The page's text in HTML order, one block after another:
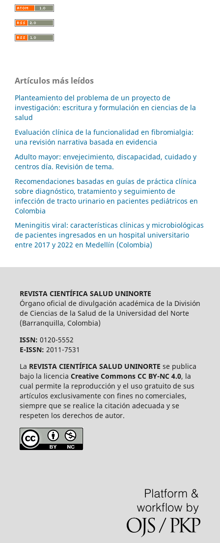
Artículos más leídos
Planteamiento del problema de un proyecto de
investigación: escritura y formulación en ciencias de la
salud
Evaluación clínica de la funcionalidad en fibromialgia:
una revisión narrativa basada en evidencia
Adulto mayor: envejecimiento, discapacidad, cuidado y
centros día. Revisión de tema.
Recomendaciones basadas en guías de práctica clínica
sobre diagnóstico, tratamiento y seguimiento de
infección de tracto urinario en pacientes pediátricos en
Colombia
Meningitis viral: características clínicas y microbiológicas
de pacientes ingresados en un hospital universitario
entre 2017 y 2022 en Medellín (Colombia)
REVISTA CIENTÍFICA SALUD UNINORTE
Órgano oficial de divulgación académica de la División
de Ciencias de la Salud de la Universidad del Norte
(Barranquilla, Colombia)
ISSN: 0120-5552
E-ISSN: 2011-7531
La REVISTA CIENTÍFICA SALUD UNINORTE se publica
bajo la licencia Creative Commons CC BY-NC 4.0, la
cual permite la reproducción y el uso gratuito de sus
artículos exclusivamente con fines no comerciales,
siempre que se realice la citación adecuada y se
respeten los derechos de autor.